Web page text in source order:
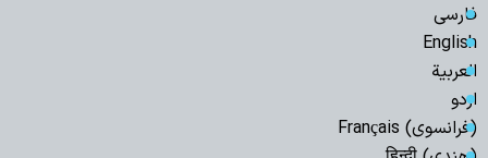
فارسی
English
العربیة
اردو
(فرانسوی) Français